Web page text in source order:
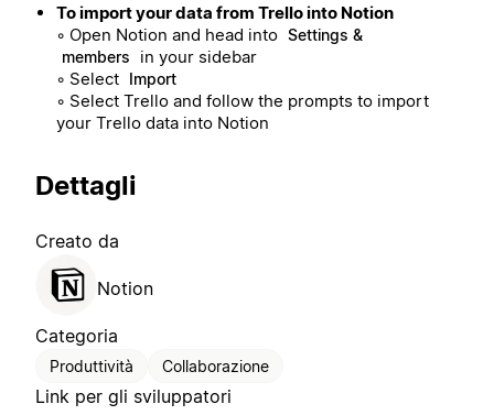
To import your data from Trello into Notion
◦ Open Notion and head into Settings &
members
in your sidebar
◦ Select Import
◦ Select Trello and follow the prompts to import
your Trello data into Notion
Dettagli
Creato da
Notion
Categoria
Produttività Collaborazione
Link per gli sviluppatori